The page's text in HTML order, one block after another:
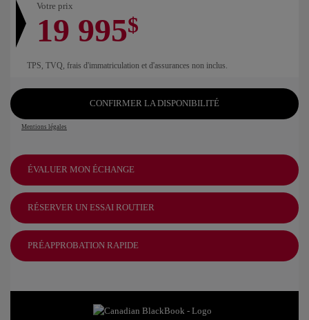
Votre prix
19 995$
TPS, TVQ, frais d'immatriculation et d'assurances non inclus.
CONFIRMER LA DISPONIBILITÉ
Mentions légales
ÉVALUER MON ÉCHANGE
RÉSERVER UN ESSAI ROUTIER
PRÉAPPROBATION RAPIDE